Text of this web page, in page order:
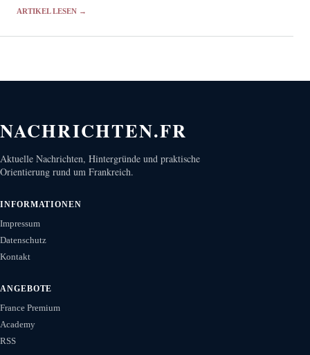
ARTIKEL LESEN →
NACHRICHTEN.FR
Aktuelle Nachrichten, Hintergründe und praktische
Orientierung rund um Frankreich.
INFORMATIONEN
Impressum
Datenschutz
Kontakt
ANGEBOTE
France Premium
Academy
RSS